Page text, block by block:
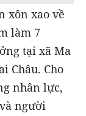
xôn xao về
làm 7
tại xã Ma
Châu. Cho
nhân lực,
người